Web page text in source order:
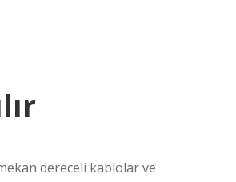
dereceli kablolar ve